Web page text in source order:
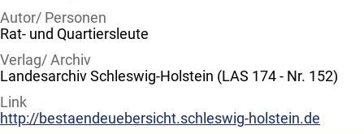
Autor/ Personen
Rat- und Quartiersleute
Verlag/ Archiv
Landesarchiv Schleswig-Holstein (LAS 174 - Nr. 152)
Link
http://bestaendeuebersicht.schleswig-holstein.de